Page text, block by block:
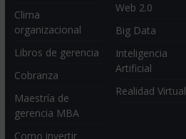
Clima
organizacional
Libros de gerencia
Cobranza
Maestría de
gerencia MBA
Como invertir
Web 2.0
Big Data
Inteligencia
Artificial
Realidad Virtual